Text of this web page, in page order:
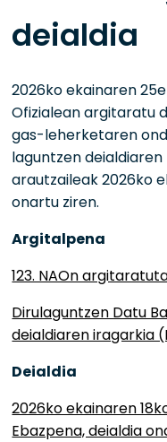
deialdia
2026ko ekainaren
Ofizialean argitaratu
gas-leherketaren
laguntzen
arautzaileak 2026ko
onartu ziren.
Argitalpena
123. NAOn
Dirulaguntzen Datu
deialdiaren iragarkia
Deialdia
2026ko ekainaren
Ebazpena, deialdia